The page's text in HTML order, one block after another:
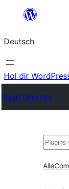
springen
Deutsch
Hol dir
Plugin Directory
Suchen
Alle